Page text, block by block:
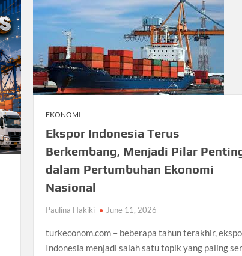
EKONOMI
Ekspor Indonesia Terus
Berkembang, Menjadi Pilar
dalam Pertumbuhan Ekonomi
Nasional
Paulina Hakiki June 11, 2026
turkeconom.com – beberapa tahun terakhir,
Indonesia menjadi salah satu topik yang paling